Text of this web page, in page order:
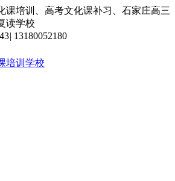
课培训、高考文化课补习、石家庄高三
读学校
| 13180052180
培训学校